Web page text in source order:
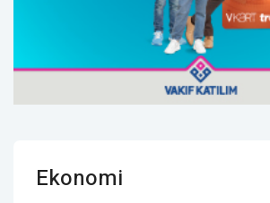
Ekonomi